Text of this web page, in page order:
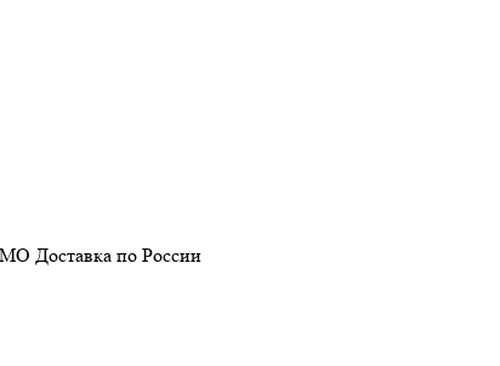
МО Доставка по России